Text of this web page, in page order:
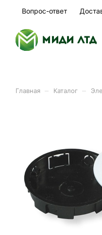
Вопрос-ответ
Главная Каталог
Коробка